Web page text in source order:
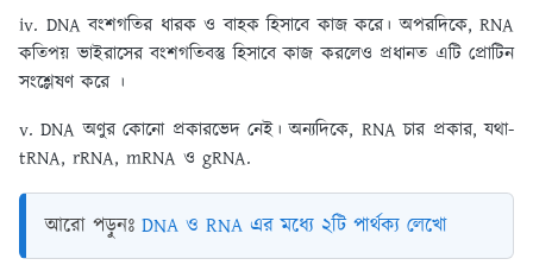
iv. DNA বংশগতির ধারক ও বাহক হিসাবে কাজ করে। অপরদিকে, RNA
কতিপয় ভাইরাসের বংশগতিবস্তু হিসাবে কাজ করলেও প্রধানত এটি প্রোটিন
সংশ্লেষণ করে ।
v. DNA অণুর কোনো প্রকারভেদ নেই। অন্যদিকে, RNA চার প্রকার, যথা-
tRNA, rRNA, mRNA ও gRNA.
আরো পড়ুনঃ DNA ও RNA এর মধ্যে ২টি পার্থক্য লেখো